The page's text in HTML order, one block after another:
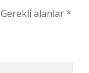
Gerekli alanlar*